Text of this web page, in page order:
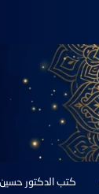
كتب الدكتور حسين